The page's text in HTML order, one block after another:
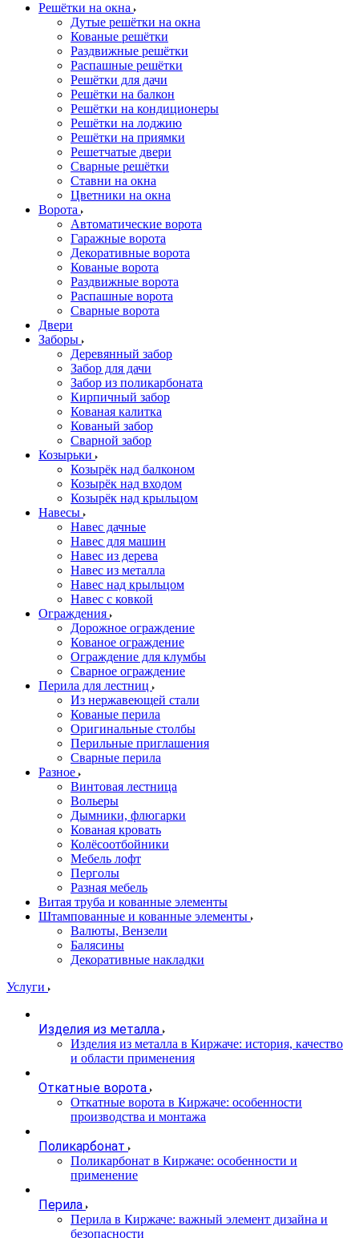
Решётки на окна
Дутые решётки на окна
Кованые решётки
Раздвижные решётки
Распашные решётки
Решётки для дачи
Решётки на балкон
Решётки на кондиционеры
Решётки на лоджию
Решётки на приямки
Решетчатые двери
Сварные решётки
Ставни на окна
Цветники на окна
Ворота
Автоматические ворота
Гаражные ворота
Декоративные ворота
Кованые ворота
Раздвижные ворота
Распашные ворота
Сварные ворота
Двери
Заборы
Деревянный забор
Забор для дачи
Забор из поликарбоната
Кирпичный забор
Кованая калитка
Кованый забор
Сварной забор
Козырьки
Козырёк над балконом
Козырёк над входом
Козырёк над крыльцом
Навесы
Навес дачные
Навес для машин
Навес из дерева
Навес из металла
Навес над крыльцом
Навес с ковкой
Ограждения
Дорожное ограждение
Кованое ограждение
Ограждение для клумбы
Сварное ограждение
Перила для лестниц
Из нержавеющей стали
Кованые перила
Оригинальные столбы
Перильные приглашения
Сварные перила
Разное
Винтовая лестница
Вольеры
Дымники, флюгарки
Кованая кровать
Колёсоотбойники
Мебель лофт
Перголы
Разная мебель
Витая труба и кованные элементы
Штампованные и кованные элементы
Валюты, Вензели
Балясины
Декоративные накладки
Услуги
Изделия из металла
Изделия из металла в Киржаче: история, качество
и области применения
Откатные ворота
Откатные ворота в Киржаче: особенности
производства и монтажа
Поликарбонат
Поликарбонат в Киржаче: особенности и
применение
Перила
Перила в Киржаче: важный элемент дизайна и
безопасности